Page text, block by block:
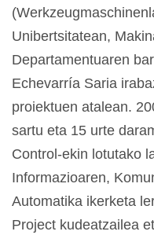
Unibertsitatean,
Departamentuaren
Echevarría Saria
proiektuen atalean.
sartu eta 15 urte
Control-ekin lotutako
Informazioaren,
Automatika ikerketa
Project kudeatzailea